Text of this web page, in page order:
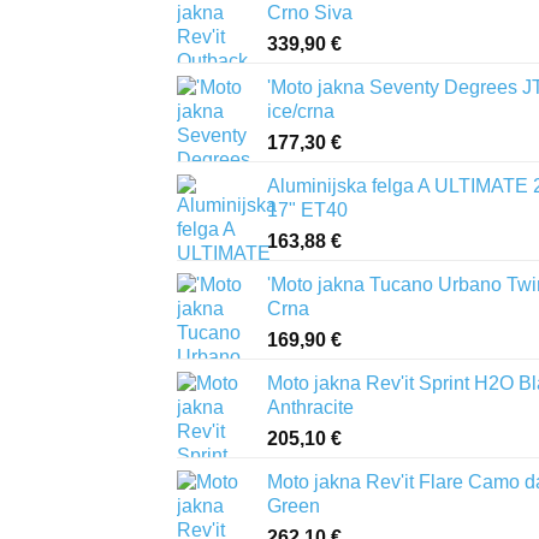
Crno Siva
339,90 €
'Moto jakna Seventy Degrees
ice/crna
177,30 €
Aluminijska felga A ULTIMATE
17" ET40
163,88 €
'Moto jakna Tucano Urbano
Crna
169,90 €
Moto jakna Rev'it Sprint H2O
Anthracite
205,10 €
Moto jakna Rev'it Flare Camo
Green